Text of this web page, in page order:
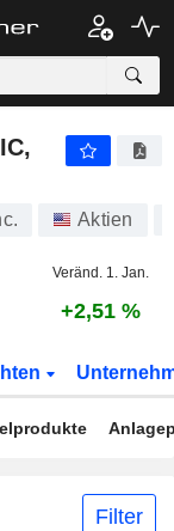
Aktien
Veränd. 1. Jan.
+2,51 %
Filter